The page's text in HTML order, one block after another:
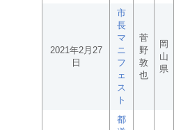
2021年2月27
日
市
長
マ
ニ
フ
ェ
ス
ト
菅
野
敦
也
岡
山
県
都